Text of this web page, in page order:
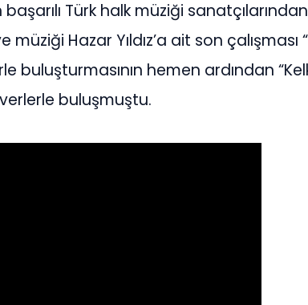
Türk halk müziği
müziği Hazar Yıldız’a ait son çalışması
buluşturmasının hemen ardından
buluşmuştu.